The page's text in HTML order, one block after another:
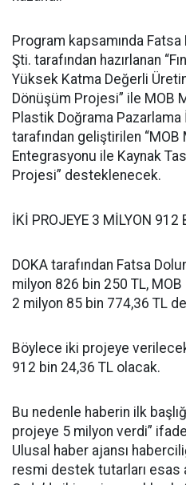
Program kapsamında Fatsa
Şti. tarafından hazırlanan
Yüksek Katma Değerli
Dönüşüm Projesi” ile MOB
Plastik Doğrama
tarafından geliştirilen “MOB
Entegrasyonu ile Kaynak
Projesi” desteklenecek.
İKİ PROJEYE 3 MİLYON 912
DOKA tarafından Fatsa
milyon 826 bin 250 TL,
2 milyon 85 bin 774,36 TL
Böylece iki projeye
912 bin 24,36 TL olacak.
Bu nedenle haberin ilk
projeye 5 milyon verdi”
Ulusal haber ajansı
resmi destek tutarları esas